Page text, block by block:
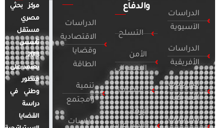
الدراسات
الآسيوية
الدراسات
الأفريقية
الدراسات
الأمريكية
الدراسات
والدفاع
التسلح
الأمن
السيبراني
التطرف
الإرهاب
والصراعات
الدراسات
الاقتصادية
وقضايا
الطاقة
تنمية
ومجتمع
دراسات
مركز بحثي
مصري
مستقل
تأسس
2018.
يعتمد على
منظور
وطني في
دراسة
القضايا